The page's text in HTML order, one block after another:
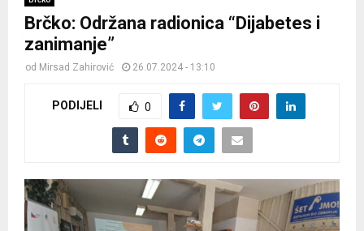
Brčko: Održana radionica “Dijabetes i
zanimanje”
od Mirsad Zahirović 26.07.2024 - 13:10
PODIJELI 0